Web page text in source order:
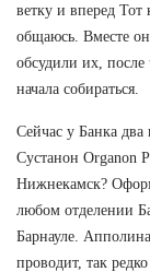
ветку и вперед Тот
общаюсь. Вместе
обсудили их,
начала собираться.
Сейчас у Банка два
Сустанон Organon
Нижнекамск?
любом отделении
Барнауле.
проводит, так